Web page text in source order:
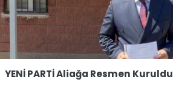
YENİ PARTİ Aliağa Resmen Kuruldu